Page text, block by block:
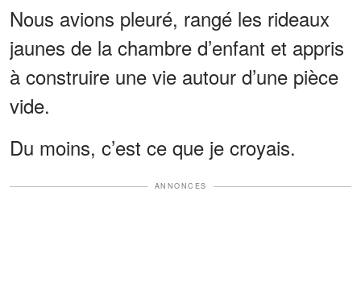
Nous avions pleuré, rangé les rideaux
jaunes de la chambre d’enfant et appris
à construire une vie autour d’une pièce
vide.
Du moins, c’est ce que je croyais.
ANNONCES